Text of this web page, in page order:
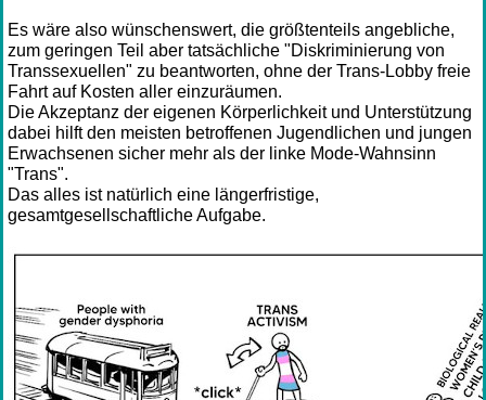
Es wäre also wünschenswert, die größtenteils angebliche,
zum geringen Teil aber tatsächliche "Diskriminierung von
Transsexuellen" zu beantworten, ohne der Trans-Lobby freie
Fahrt auf Kosten aller einzuräumen.
Die Akzeptanz der eigenen Körperlichkeit und Unterstützung
dabei hilft den meisten betroffenen Jugendlichen und jungen
Erwachsenen sicher mehr als der linke Mode-Wahnsinn
"Trans".
Das alles ist natürlich eine längerfristige,
gesamtgesellschaftliche Aufgabe.